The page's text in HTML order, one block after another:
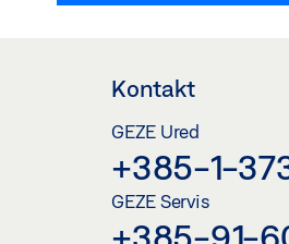
Kontakt
GEZE Ured
+385-1-
GEZE Servis
+385-91-